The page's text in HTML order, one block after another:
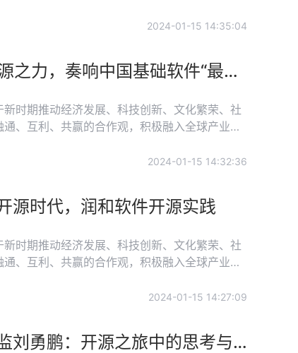
者对中国技术创新发展的贡献和意义。开放原
开发者的见解和实践经验。
2024-01-15 14:35:04
开源发展与开发者专题 | 深开鸿CEO王成录：集聚开源之力，奏响中国基础软件“最强音”
时期推动经济发展、科技创新、文化繁荣、社
、互利、共赢的合作观，积极融入全球产业链
者对中国技术创新发展的贡献和意义。开放原
开发者的见解和实践经验。
2024-01-15 14:32:36
源时代，润和软件开源实践
时期推动经济发展、科技创新、文化繁荣、社
、互利、共赢的合作观，积极融入全球产业链
者对中国技术创新发展的贡献和意义。开放原
和实践经验。
2024-01-15 14:27:09
开源发展与开发者专题 | 飞腾公司软件技术方案部总监刘勇鹏：开源之旅中的思考与实践